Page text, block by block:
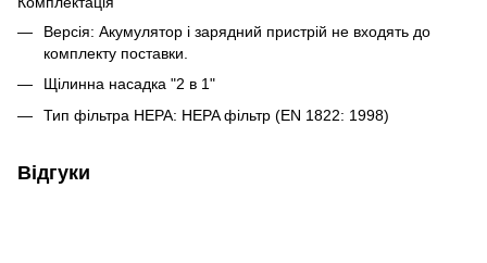
Версія: Акумулятор і зарядний пристрій не входять до
комплекту поставки.
Щілинна насадка "2 в 1"
Тип фільтра HEPA: HEPA фільтр (EN 1822: 1998)
Відгуки